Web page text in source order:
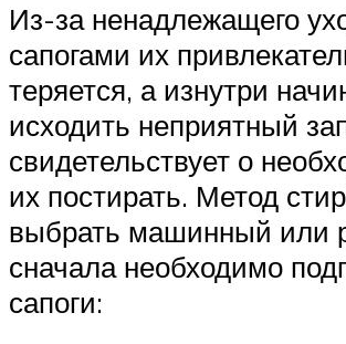
Из-за ненадлежащего
сапогами их
теряется, а изнутри
исходить неприятный
свидетельствует о
их постирать. Метод
выбрать машинный или
сначала необходимо
сапоги: